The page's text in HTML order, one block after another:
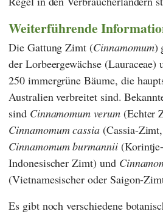
Weiterführende
Die Gattung Zimt (Cinnamomum)
der Lorbeergewächse (Lauraceae)
250 immergrüne Bäume, die
Australien verbreitet sind.
sind Cinnamomum verum(Echter
Cinnamomum cassia (Cassia-
Cinnamomum burmannii
Indonesischer Zimt) und
(Vietnamesischer oder Saigon-
Es gibt noch verschiedene